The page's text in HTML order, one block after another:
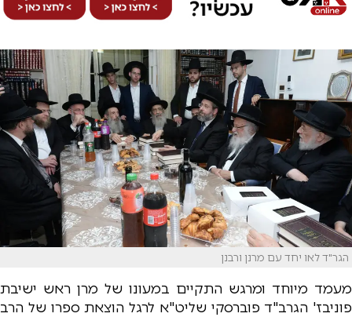
הגר"ד לאו יחד עם מרנן ורבנן
מעמד מיוחד ומרגש התקיים במעונו של מרן ראש ישיבת
פוניבז' הגרב"ד פוברסקי שליט"א לרגל הוצאת ספרו של הרב